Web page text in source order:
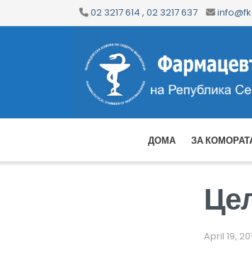
02 3217 614 , 02 3217 637
ДОМА ЗА
April 19,